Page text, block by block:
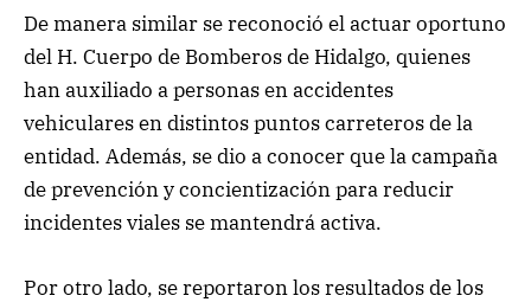
De manera similar se reconoció el actuar oportuno
del H. Cuerpo de Bomberos de Hidalgo, quienes
han auxiliado a personas en accidentes
vehiculares en distintos puntos carreteros de la
entidad. Además, se dio a conocer que la campaña
de prevención y concientización para reducir
incidentes viales se mantendrá activa.
Por otro lado, se reportaron los resultados de los